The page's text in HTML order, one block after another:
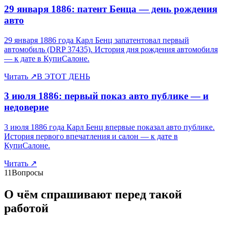
29 января 1886: патент Бенца — день рождения
авто
29 января 1886 года Карл Бенц запатентовал первый
автомобиль (DRP 37435). История дня рождения автомобиля
— к дате в КупиСалоне.
Читать ↗В ЭТОТ ДЕНЬ
3 июля 1886: первый показ авто публике — и
недоверие
3 июля 1886 года Карл Бенц впервые показал авто публике.
История первого впечатления и салон — к дате в
КупиСалоне.
Читать ↗
11Вопросы
О чём спрашивают перед такой
работой